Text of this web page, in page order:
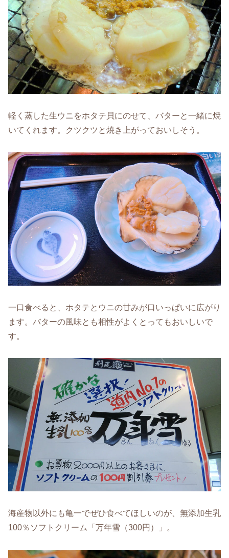
軽く蒸した生ウニをホタテ貝にのせて、バターと一緒に焼
いてくれます。クツクツと焼き上がっておいしそう。
一口食べると、ホタテとウニの甘みが口いっぱいに広がり
ます。バターの風味とも相性がよくとってもおいしいで
す。
海産物以外にも亀一でぜひ食べてほしいのが、無添加生乳
100％ソフトクリーム「万年雪（300円）」。